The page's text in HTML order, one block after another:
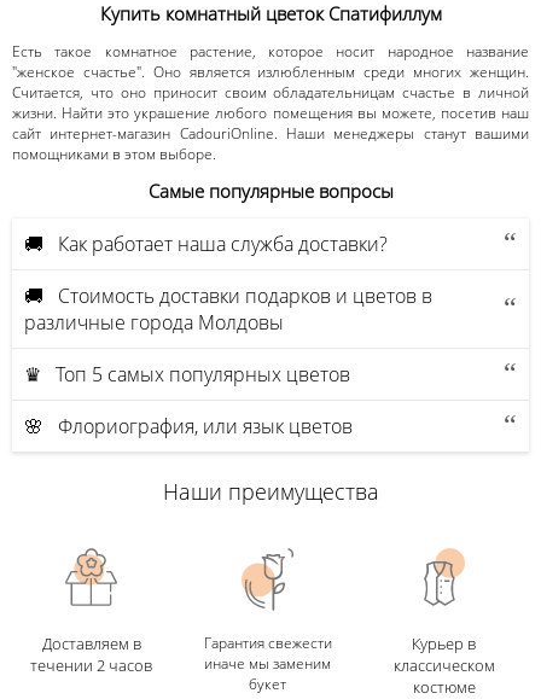
Купить комнатный цветок Спатифиллум
Есть такое комнатное растение, которое носит народное название
"женское счастье". Оно является излюбленным среди многих женщин.
Считается, что оно приносит своим обладательницам счастье в личной
жизни. Найти это украшение любого помещения вы можете, посетив наш
сайт интернет-магазин CadouriOnline. Наши менеджеры станут вашими
помощниками в этом выборе.
Самые популярные вопросы
🚚 Как работает наша служба доставки?
🚚 Стоимость доставки подарков и цветов в
различные города Молдовы
♛ Топ 5 самых популярных цветов
🌸 Флориография, или язык цветов
Наши преимущества
Доставляем в
течении 2 часов
Гарантия свежести
иначе мы заменим
букет
Курьер в
классическом
костюме